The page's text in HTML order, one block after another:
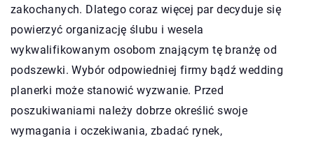
zakochanych. Dlatego coraz więcej par decyduje się
powierzyć organizację ślubu i wesela
wykwalifikowanym osobom znającym tę branżę od
podszewki. Wybór odpowiedniej firmy bądź wedding
planerki może stanowić wyzwanie. Przed
poszukiwaniami należy dobrze określić swoje
wymagania i oczekiwania, zbadać rynek,